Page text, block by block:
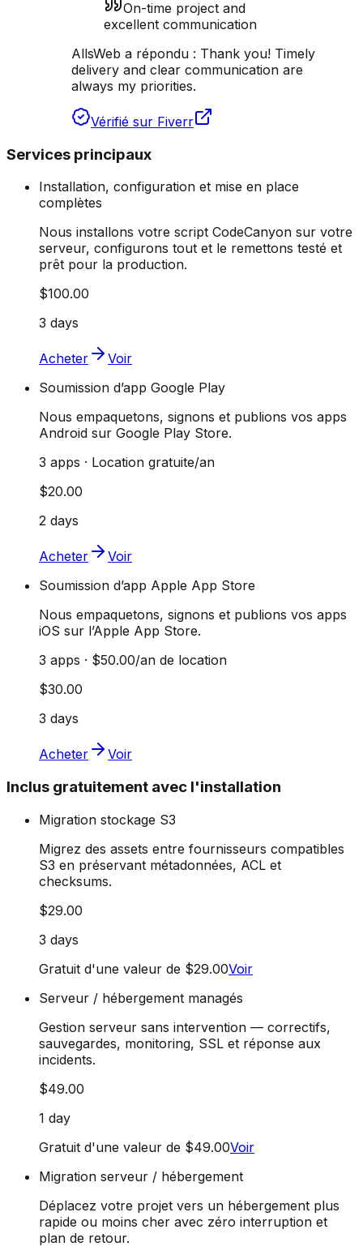
On-time project and
excellent communication
AllsWeb a répondu : Thank you! Timely
delivery and clear communication are
always my priorities.
Vérifié sur Fiverr
Services principaux
Installation, configuration et mise en place
complètes
Nous installons votre script CodeCanyon sur votre
serveur, configurons tout et le remettons testé et
prêt pour la production.
$100.00
3 days
Acheter
Voir
Soumission d’app Google Play
Nous empaquetons, signons et publions vos apps
Android sur Google Play Store.
3 apps · Location gratuite/an
$20.00
2 days
Acheter
Voir
Soumission d’app Apple App Store
Nous empaquetons, signons et publions vos apps
iOS sur l’Apple App Store.
3 apps · $50.00/an de location
$30.00
3 days
Acheter Voir
Inclus gratuitement avec l'installation
Migration stockage S3
Migrez des assets entre fournisseurs compatibles
S3 en préservant métadonnées, ACL et
checksums.
$29.00
3 days
Gratuit d'une valeur de $29.00Voir
Serveur / hébergement managés
Gestion serveur sans intervention — correctifs,
sauvegardes, monitoring, SSL et réponse aux
incidents.
$49.00
1 day
Gratuit d'une valeur de $49.00Voir
Migration serveur / hébergement
Déplacez votre projet vers un hébergement plus
rapide ou moins cher avec zéro interruption et
plan de retour.